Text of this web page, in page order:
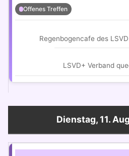
Offenes Treffen
Regenbogencafe des
LSVD+ Verband
Dienstag, 11.